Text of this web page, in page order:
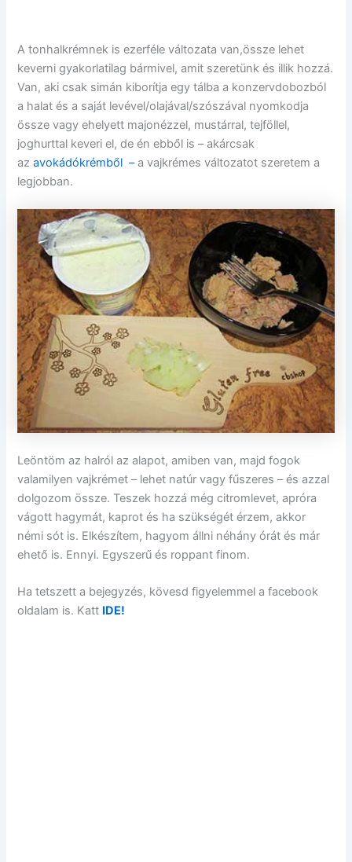
A tonhalkrémnek is ezerféle változata van,össze lehet
keverni gyakorlatilag bármivel, amit szeretünk és illik hozzá.
Van, aki csak simán kiborítja egy tálba a konzervdobozból
a halat és a saját levével/olajával/szószával nyomkodja
össze vagy ehelyett majonézzel, mustárral, tejföllel,
joghurttal keveri el, de én ebből is – akárcsak
azavokádókrémből –a vajkrémes változatot szeretem a
legjobban.
Leöntöm az halról az alapot, amiben van, majd fogok
valamilyen vajkrémet – lehet natúr vagy fűszeres – és azzal
dolgozom össze. Teszek hozzá még citromlevet, apróra
vágott hagymát, kaprot és ha szükségét érzem, akkor
némi sót is. Elkészítem, hagyom állni néhány órát és már
ehető is. Ennyi. Egyszerű és roppant finom.
Ha tetszett a bejegyzés, kövesd figyelemmel a facebook
oldalam is. Katt IDE!